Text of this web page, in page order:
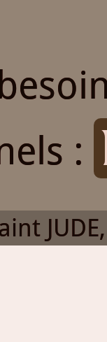
: